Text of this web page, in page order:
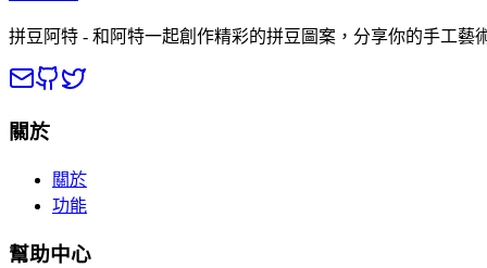
拼豆阿特 - 和阿特一起創作精彩的拼豆圖案，分享你的手工藝
關於
關於
功能
幫助中心